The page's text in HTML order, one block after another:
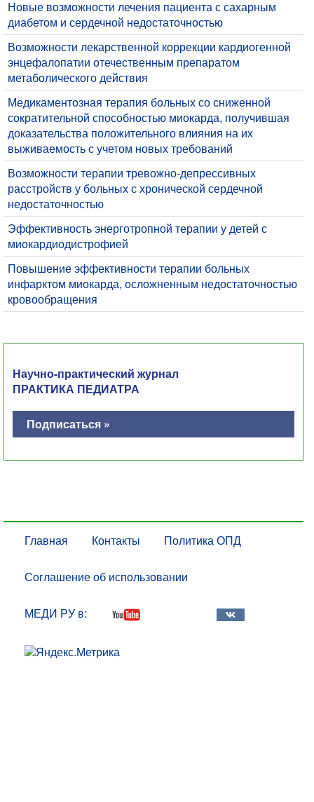
Новые возможности лечения пациента с сахарным
диабетом и сердечной недостаточностью
Возможности лекарственной коррекции кардиогенной
энцефалопатии отечественным препаратом
метаболического действия
Медикаментозная терапия больных со сниженной
сократительной способностью миокарда, получившая
доказательства положительного влияния на их
выживаемость с учетом новых требований
Возможности терапии тревожно-депрессивных
расстройств у больных с хронической сердечной
недостаточностью
Эффективность энерготропной терапии у детей с
миокардиодистрофией
Повышение эффективности терапии больных
инфарктом миокарда, осложненным недостаточностью
кровообращения
Научно-практический журнал
ПРАКТИКА ПЕДИАТРА
Подписаться »
Главная Контакты Политика ОПД
Соглашение об использовании
МЕДИ РУ в: